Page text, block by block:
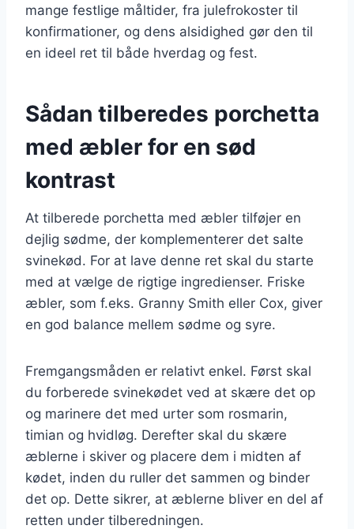
mange festlige måltider, fra julefrokoster til
konfirmationer, og dens alsidighed gør den til
en ideel ret til både hverdag og fest.
Sådan tilberedes porchetta
med æbler for en sød
kontrast
At tilberede porchetta med æbler tilføjer en
dejlig sødme, der komplementerer det salte
svinekød. For at lave denne ret skal du starte
med at vælge de rigtige ingredienser. Friske
æbler, som f.eks. Granny Smith eller Cox, giver
en god balance mellem sødme og syre.
Fremgangsmåden er relativt enkel. Først skal
du forberede svinekødet ved at skære det op
og marinere det med urter som rosmarin,
timian og hvidløg. Derefter skal du skære
æblerne i skiver og placere dem i midten af
kødet, inden du ruller det sammen og binder
det op. Dette sikrer, at æblerne bliver en del af
retten under tilberedningen.